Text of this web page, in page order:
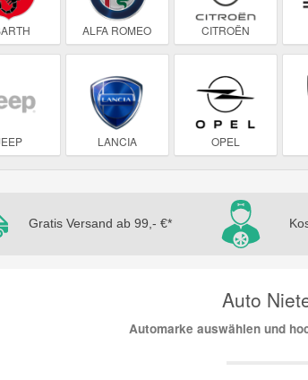
ALFA ROMEO CITROËN
LANCIA OPEL
Gratis Versand ab 99,- €*
Auto
Automarke auswählen und